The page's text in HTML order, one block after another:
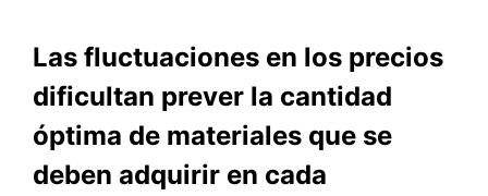
Las fluctuaciones en los precios
dificultan prever la cantidad
óptima de materiales que se
deben adquirir en cada